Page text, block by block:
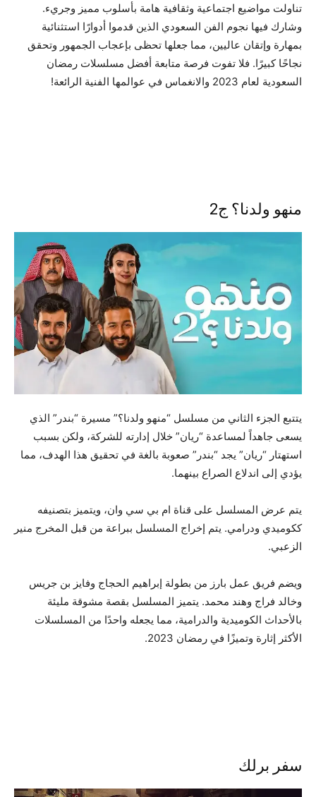
تناولت مواضيع اجتماعية وثقافية هامة بأسلوب مميز وجريء.
وشارك فيها نجوم الفن السعودي الذين قدموا أدوارًا استثنائية
بمهارة وإتقان عاليين، مما جعلها تحظى بإعجاب الجمهور وتحقق
نجاحًا كبيرًا. فلا تفوت فرصة متابعة أفضل مسلسلات رمضان
السعودية لعام 2023 والانغماس في عوالمها الفنية الرائعة!
منهو ولدنا؟ ج2
يتتبع الجزء الثاني من مسلسل “منهو ولدنا؟” مسيرة “بندر” الذي
يسعى جاهداً لمساعدة “ريان” خلال إدارته للشركة، ولكن بسبب
استهتار “ريان” يجد “بندر” صعوبة بالغة في تحقيق هذا الهدف، مما
يؤدي إلى اندلاع الصراع بينهما.
يتم عرض المسلسل على قناة ام بي سي وان، ويتميز بتصنيفه
ككوميدي ودرامي. يتم إخراج المسلسل ببراعة من قبل المخرج منير
الزعبي.
ويضم فريق عمل بارز من بطولة إبراهيم الحجاج وفايز بن جريس
وخالد فراج وهند محمد. يتميز المسلسل بقصة مشوقة مليئة
بالأحداث الكوميدية والدرامية، مما يجعله واحدًا من المسلسلات
الأكثر إثارة وتميزًا في رمضان 2023.
سفر برلك